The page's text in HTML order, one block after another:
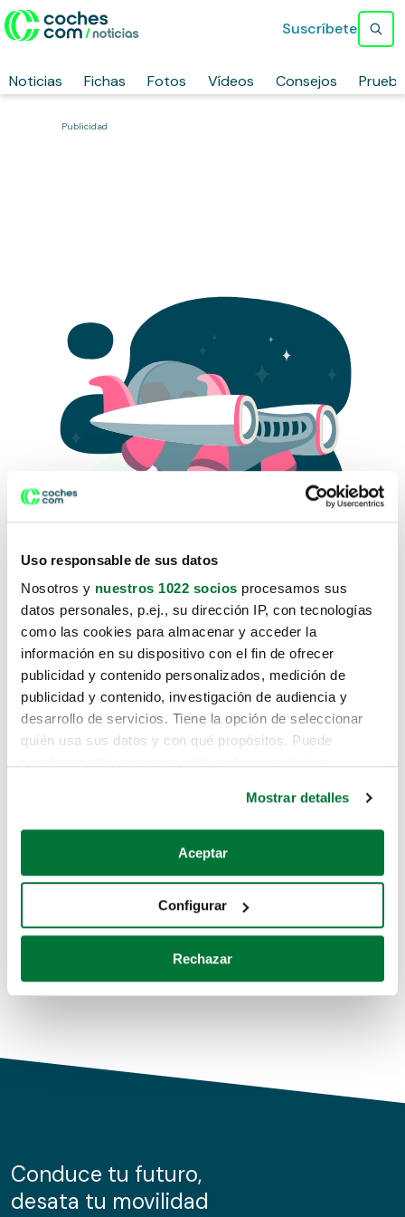
Uso responsable de sus datos
Nosotros y nuestros 1022 socios procesamos sus
datos personales, p.ej., su dirección IP, con tecnologías
como las cookies para almacenar y acceder la
información en su dispositivo con el fin de ofrecer
publicidad y contenido personalizados, medición de
publicidad y contenido, investigación de audiencia y
desarrollo de servicios. Tiene la opción de seleccionar
quién usa sus datos y con qué propósitos. Puede
Si lo permite, también quisiéramos:
Recopilar información sobre su ubicación geográfica
Identificar su dispositivo analizándolo activamente
para buscar características específicas (huellas
Obtenga más información sobre cómo se procesan sus
de cookies.
información sobre el uso que haga del sitio web con
nuestros partners de redes sociales, publicidad y análisis
Mostrar detalles
Aceptar
Configurar
Rechazar
Noticias Fichas Fotos Vídeos Consejos
Suscríbete
Publicidad
Lo sentimos, no sabemos como
te hemos traido hasta aquí.
Pero puedes encontrar el coche que estás
buscando en alguno de estos enlaces:
Coches de segunda mano
Coches de km0
Conduce tu futuro,
desata tu movilidad